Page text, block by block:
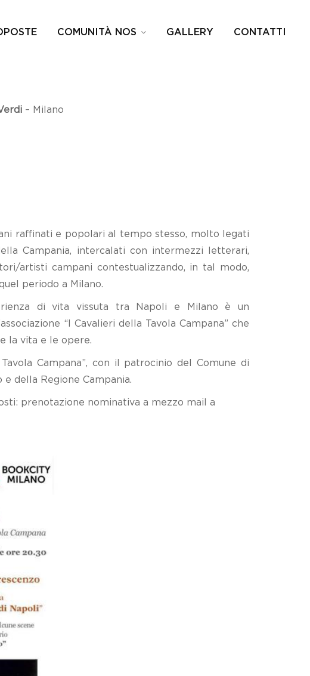
COMUNITÀ NOS GALLERY CONTATTI
– Milano
raffinati e popolari al tempo stesso, molto legati
Campania, intercalati con intermezzi letterari,
artisti campani contestualizzando, in tal modo,
periodo a Milano.
di vita vissuta tra Napoli e Milano è un
“I Cavalieri della Tavola Campana” che
la vita e le opere.
Campana”, con il patrocinio del Comune di
della Regione Campania.
prenotazione nominativa a mezzo mail a